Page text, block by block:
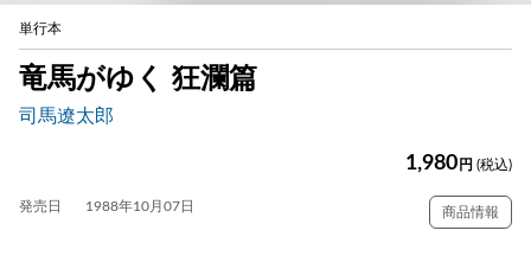
単行本
竜馬がゆく 狂瀾篇
司馬遼太郎
1,980 円 (税込)
発売日 1988年10月07日 商品情報